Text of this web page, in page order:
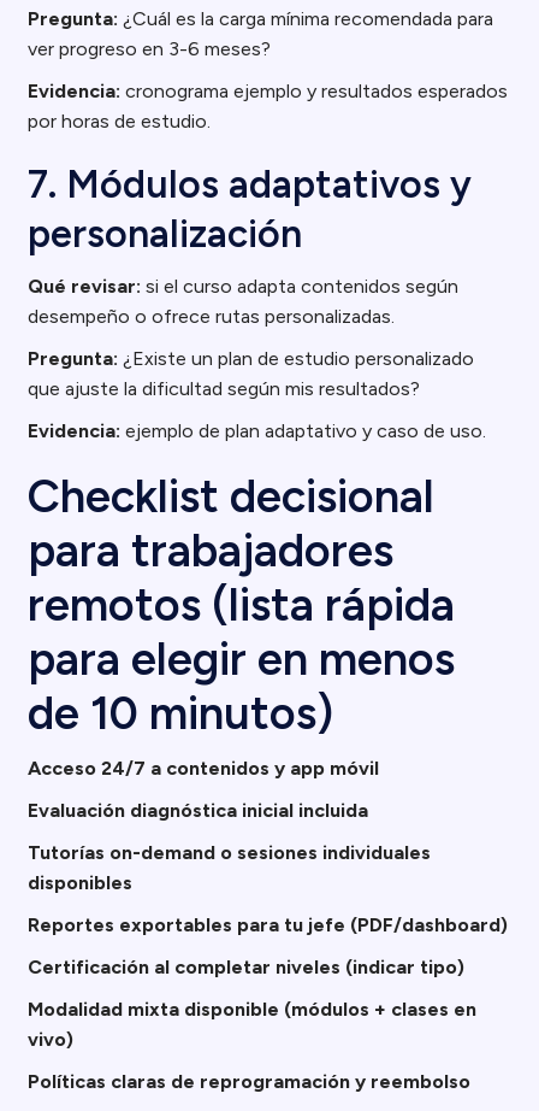
Pregunta: ¿Cuál es la carga mínima recomendada para
ver progreso en 3-6 meses?
Evidencia: cronograma ejemplo y resultados esperados
por horas de estudio.
7. Módulos adaptativos y
personalización
Qué revisar: si el curso adapta contenidos según
desempeño o ofrece rutas personalizadas.
Pregunta: ¿Existe un plan de estudio personalizado
que ajuste la dificultad según mis resultados?
Evidencia: ejemplo de plan adaptativo y caso de uso.
Checklist decisional
para trabajadores
remotos (lista rápida
para elegir en menos
de 10 minutos)
Acceso 24/7 a contenidos y app móvil
Evaluación diagnóstica inicial incluida
Tutorías on-demand o sesiones individuales
disponibles
Reportes exportables para tu jefe (PDF/dashboard)
Certificación al completar niveles (indicar tipo)
Modalidad mixta disponible (módulos + clases en
vivo)
Políticas claras de reprogramación y reembolso